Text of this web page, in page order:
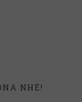
NHÉ!